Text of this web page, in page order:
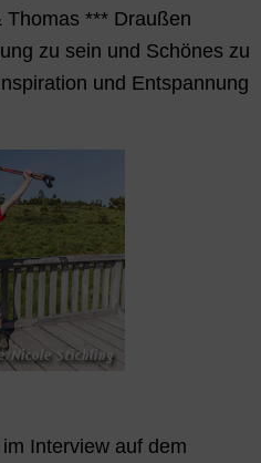
Thomas *** Draußen
zu sein und Schönes zu
und Entspannung
Interview auf dem